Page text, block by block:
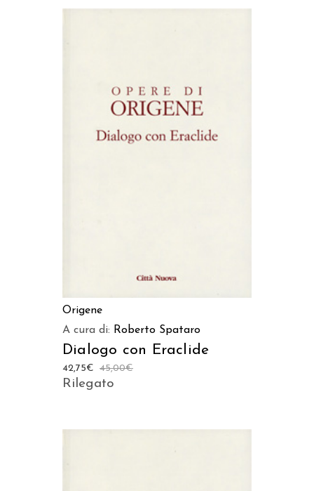
Origene
A cura di: Roberto Spataro
Dialogo con Eraclide
45,00€
42,75€
Rilegato